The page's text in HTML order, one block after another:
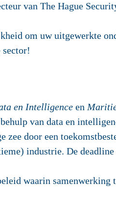
van The Hague
om uw uitgewerkte
en Intelligence en
van data en
door een
industrie. De
waarin samenwerking